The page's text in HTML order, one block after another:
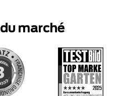
marché